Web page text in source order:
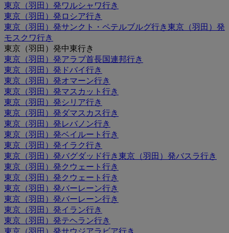
東京（羽田）発ワルシャワ行き
東京（羽田）発ロシア行き
東京（羽田）発サンクト・ペテルブルグ行き東京（羽田）発
モスクワ行き
東京（羽田）発中東行き
東京（羽田）発アラブ首長国連邦行き
東京（羽田）発ドバイ行き
東京（羽田）発オマーン行き
東京（羽田）発マスカット行き
東京（羽田）発シリア行き
東京（羽田）発ダマスカス行き
東京（羽田）発レバノン行き
東京（羽田）発ベイルート行き
東京（羽田）発イラク行き
東京（羽田）発バグダッド行き東京（羽田）発バスラ行き
東京（羽田）発クウェート行き
東京（羽田）発クウェート行き
東京（羽田）発バーレーン行き
東京（羽田）発バーレーン行き
東京（羽田）発イラン行き
東京（羽田）発テヘラン行き